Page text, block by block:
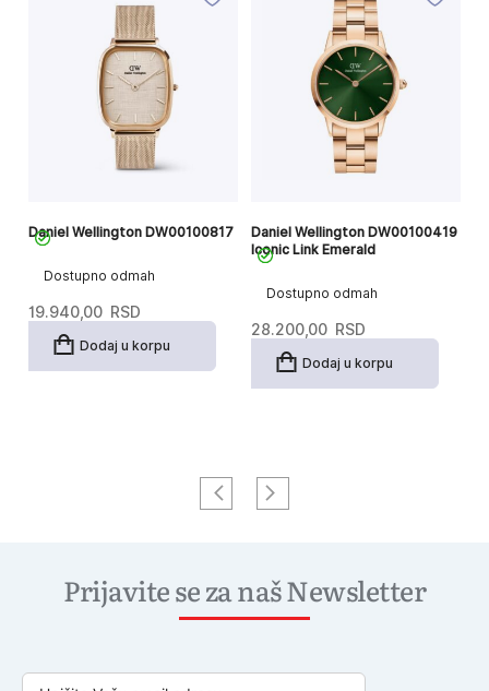
Dostupno odmah
Daniel Wellington DW00100817
19.940,00 RSD
Dodaj u korpu
Dostupno odmah
Daniel Wellington DW00100419
Iconic Link Emerald
28.200,00 RSD
Dodaj u korpu
Prijavite se za naš Newsletter